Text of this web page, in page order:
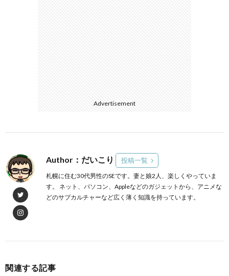
Advertisement
Author：だいこり 投稿一覧
札幌に住む30代男性のSEです。妻と娘2人、楽しくやっていま
す。 ネット、パソコン、Appleなどのガジェットから、アニメな
どのサブカルチャーなど広く薄く知識を持っています。
関連する記事